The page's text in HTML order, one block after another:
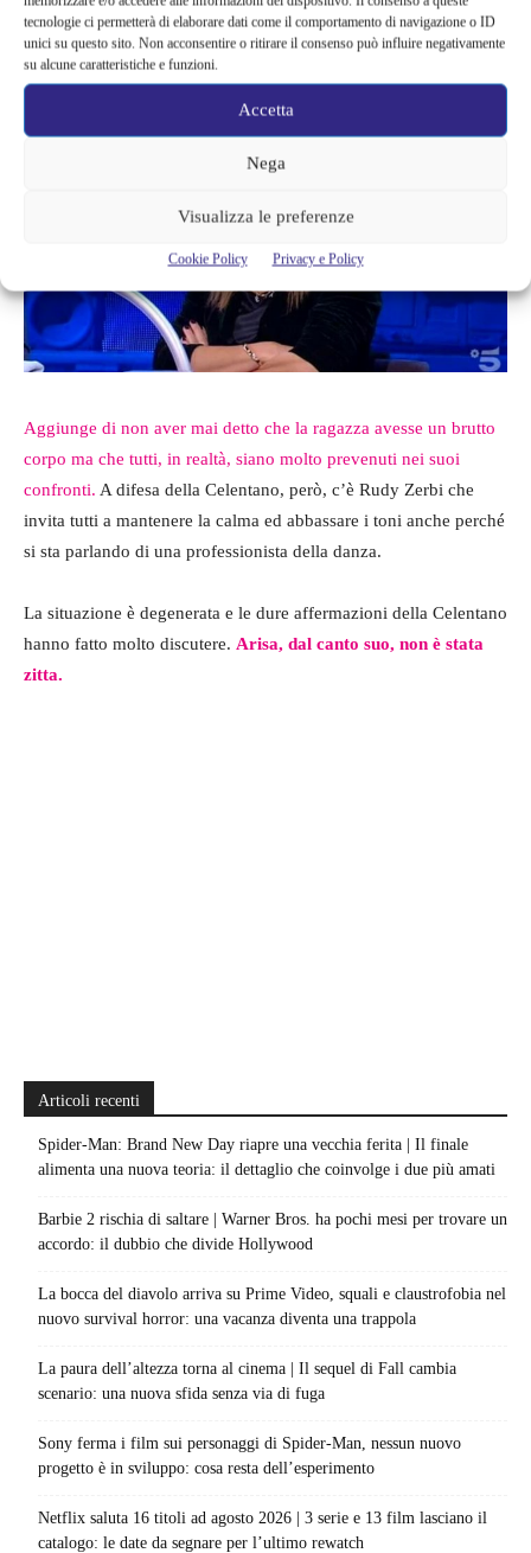
tecnologie ci permetterà di elaborare dati come il comportamento di navigazione o ID
unici su questo sito. Non acconsentire o ritirare il consenso può influire negativamente
su alcune caratteristiche e funzioni.
Accetta
Nega
Visualizza le preferenze
Cookie Policy Privacy e Policy
considerazioni sul corpo riguardavo solo la questione Danza e
niente più.
Aggiunge di non aver mai detto che la ragazza avesse un brutto
corpo ma che tutti, in realtà, siano molto prevenuti nei suoi
confronti. A difesa della Celentano, però, c’è Rudy Zerbi che
invita tutti a mantenere la calma ed abbassare i toni anche perché
si sta parlando di una professionista della danza.
La situazione è degenerata e le dure affermazioni della Celentano
hanno fatto molto discutere. Arisa, dal canto suo, non è stata
zitta.
Articoli recenti
Spider-Man: Brand New Day riapre una vecchia ferita | Il finale
alimenta una nuova teoria: il dettaglio che coinvolge i due più amati
Barbie 2 rischia di saltare | Warner Bros. ha pochi mesi per trovare un
accordo: il dubbio che divide Hollywood
La bocca del diavolo arriva su Prime Video, squali e claustrofobia nel
nuovo survival horror: una vacanza diventa una trappola
La paura dell’altezza torna al cinema | Il sequel di Fall cambia
scenario: una nuova sfida senza via di fuga
Sony ferma i film sui personaggi di Spider-Man, nessun nuovo
progetto è in sviluppo: cosa resta dell’esperimento
Netflix saluta 16 titoli ad agosto 2026 | 3 serie e 13 film lasciano il
catalogo: le date da segnare per l’ultimo rewatch